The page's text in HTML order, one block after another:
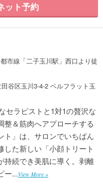
ット予約
市線「二子玉川駅」西口より徒
谷区玉川3-4-2 ベルフラット玉
セラピストと1対1の贅沢な
整＆筋肉へアプローチする
ト」は、サロンでいちばん
した新しい「小顔トリート
持続でき美肌に導く。剥離
ー...View More »